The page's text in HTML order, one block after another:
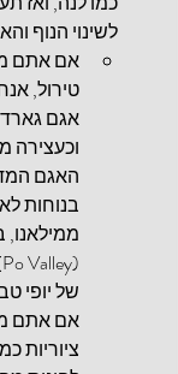
לשינוי הנוף
אם אתם
טירול,
אגם
וכעצירה
האגם
בנוחות
ממילאנו,
(
Po Valley
של יופי
אם אתם
ציוריות